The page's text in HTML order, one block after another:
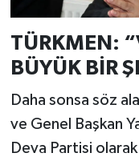
TÜRKMEN:
BÜYÜK BİR
Daha sonsa söz
ve Genel Başkan
Deva Partisi